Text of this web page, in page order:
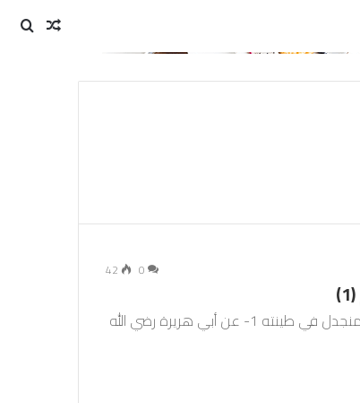
مقال
0
42
الفضيلة الأولى: ثبتت له ﷺ النبوة وختمها وآدم عليه السلام منجدل في طينته 1- عن أبي هريرة رضي الله